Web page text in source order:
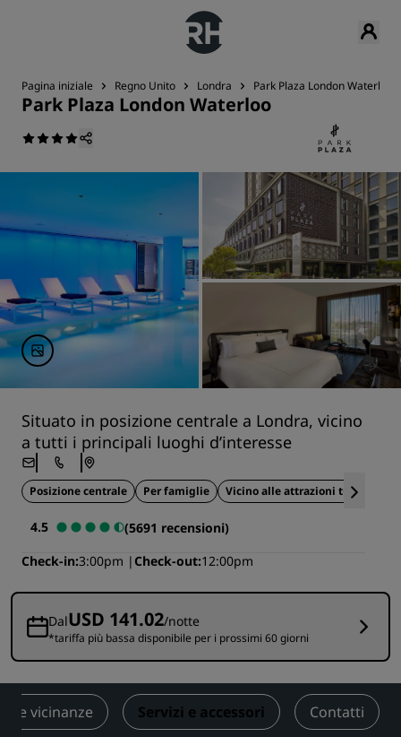
Pagina iniziale Regno Unito Londra Park Plaza London Waterloo
Park Plaza London Waterloo
Situato in posizione centrale a Londra, vicino
a tutti i principali luoghi d’interesse
Posizione centrale Per famiglie Vicino alle attrazioni turistiche
4.5
(5691 recensioni)
Check-in 3:00pm Check-out 12:00pm
DalUSD 141.02/notte
*tariffa più bassa disponibile per i prossimi 60 giorni
vicinanze Servizi e accessori Contatti